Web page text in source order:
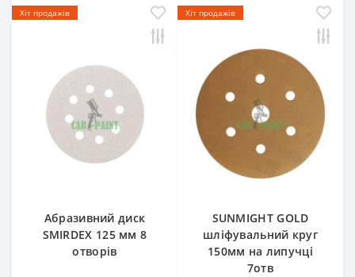
Хіт продажів
Абразивний диск
SMIRDEX 125 мм 8
отворів
Хіт продажів
SUNMIGHT GOLD
шліфувальний круг
150мм на липучці
7отв